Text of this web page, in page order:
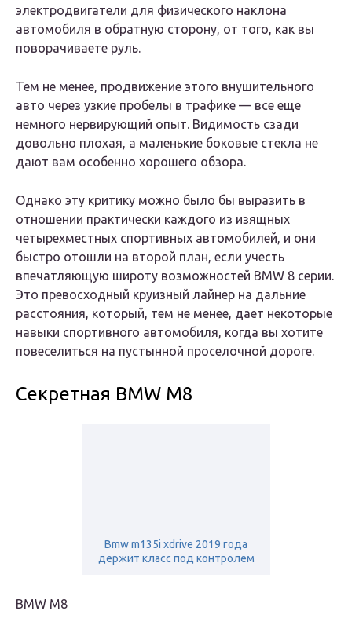
электродвигатели для физического наклона
автомобиля в обратную сторону, от того, как вы
поворачиваете руль.
Тем не менее, продвижение этого внушительного
авто через узкие пробелы в трафике — все еще
немного нервирующий опыт. Видимость сзади
довольно плохая, а маленькие боковые стекла не
дают вам особенно хорошего обзора.
Однако эту критику можно было бы выразить в
отношении практически каждого из изящных
четырехместных спортивных автомобилей, и они
быстро отошли на второй план, если учесть
впечатляющую широту возможностей BMW 8 серии.
Это превосходный круизный лайнер на дальние
расстояния, который, тем не менее, дает некоторые
навыки спортивного автомобиля, когда вы хотите
повеселиться на пустынной проселочной дороге.
Секретная BMW M8
Bmw m135i xdrive 2019 года
держит класс под контролем
BMW M8